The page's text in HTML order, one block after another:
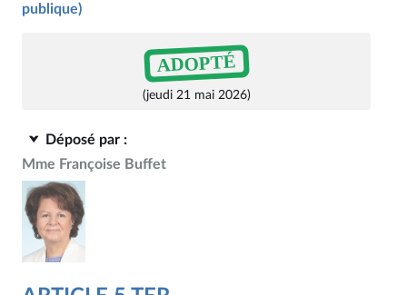
publique)
ADOPTÉ
(jeudi 21 mai 2026)
Déposé par :
Mme Françoise Buffet